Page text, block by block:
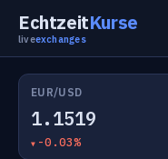
EchtzeitKurse
liveexchanges
EUR/USD
1.1519
-0.03%